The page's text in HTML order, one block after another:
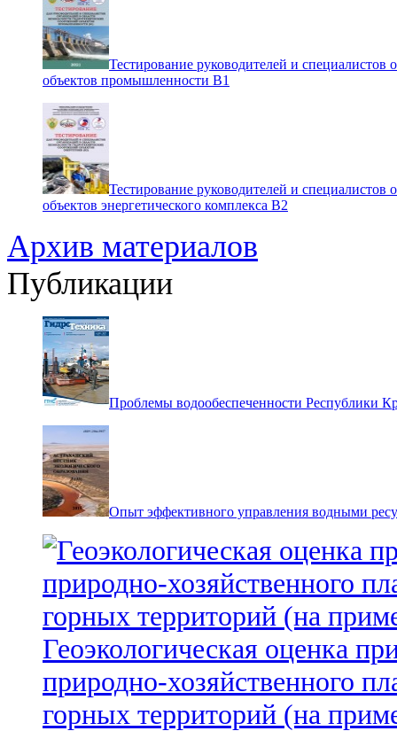
Тестирование руководителей и специалистов
объектов промышленности В1
Тестирование руководителей и специалистов
объектов энергетического комплекса В2
Архив материалов
Публикации
Проблемы водообеспеченности Республики
Опыт эффективного управления водными
Геоэкологическая оценка
природно-хозяйственного
горных территорий (на